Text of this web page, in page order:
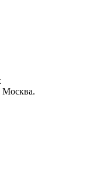
Москва.